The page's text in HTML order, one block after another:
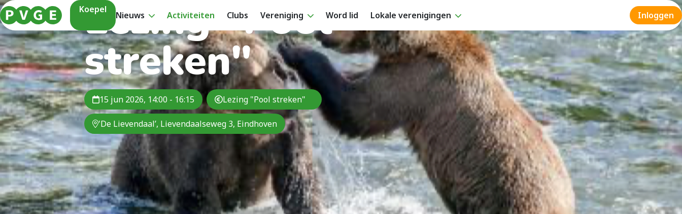
Koepel
Nieuws Activiteiten Clubs Vereniging Word lid Lokale verenigingen Inloggen
Lezing "Pool
streken"
15 jun 2026, 14:00 - 16:15 Lezing "Pool streken"
'De Lievendaal’, Lievendaalseweg 3, Eindhoven